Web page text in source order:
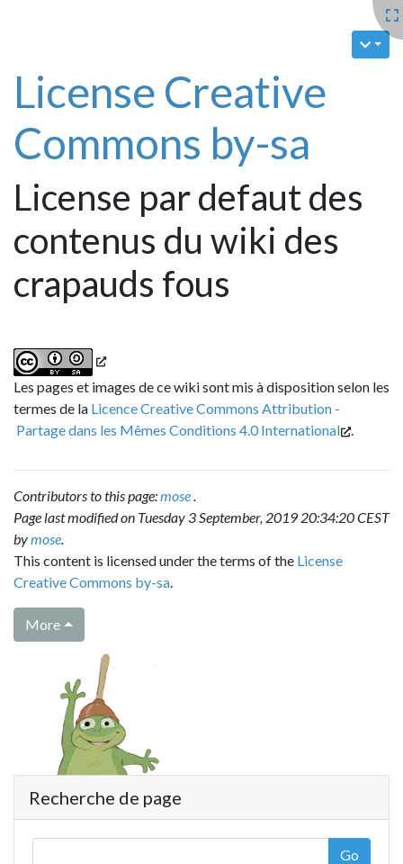
License Creative
Commons by-sa
License par defaut des
contenus du wiki des
crapauds fous
Les pages et images de ce wiki sont mis à disposition selon les
termes de la Licence Creative Commons Attribution -
Partage dans les Mêmes Conditions 4.0 International
.
Contributors to this page:mose
Page last modified on Tuesday 3 September, 2019 20:34:20 CEST
bymose
This content is licensed under the terms of the License
Creative Commons by-sa
More
Recherche de page
Go